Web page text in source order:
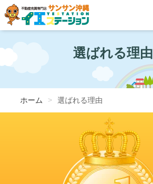
選ばれる理由
ホーム 選ばれる理由